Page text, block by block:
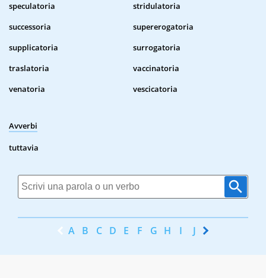
speculatoria
stridulatoria
successoria
supererogatoria
supplicatoria
surrogatoria
traslatoria
vaccinatoria
venatoria
vescicatoria
Avverbi
tuttavia
A B C D E F G H I J K